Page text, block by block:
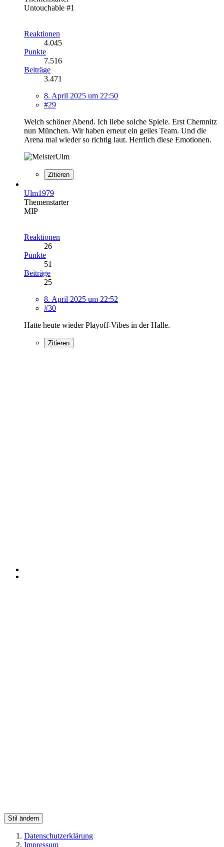
Untouchable #1
Reaktionen
4.045
Punkte
7.516
Beiträge
3.471
8. April 2025 um 22:50
#29
Welch schöner Abend. Ich liebe solche Spiele. Erst Chemnitz
nun München. Wir haben erneut ein geiles Team. Und die
Arena mal wieder so richtig laut. Herrlich diese Emotionen.
Zitieren
Ulm1979
Themenstarter
MIP
Reaktionen
26
Punkte
51
Beiträge
25
8. April 2025 um 22:52
#30
Hatte heute wieder Playoff-Vibes in der Halle.
Zitieren
Stil ändern
Datenschutzerklärung
Impressum